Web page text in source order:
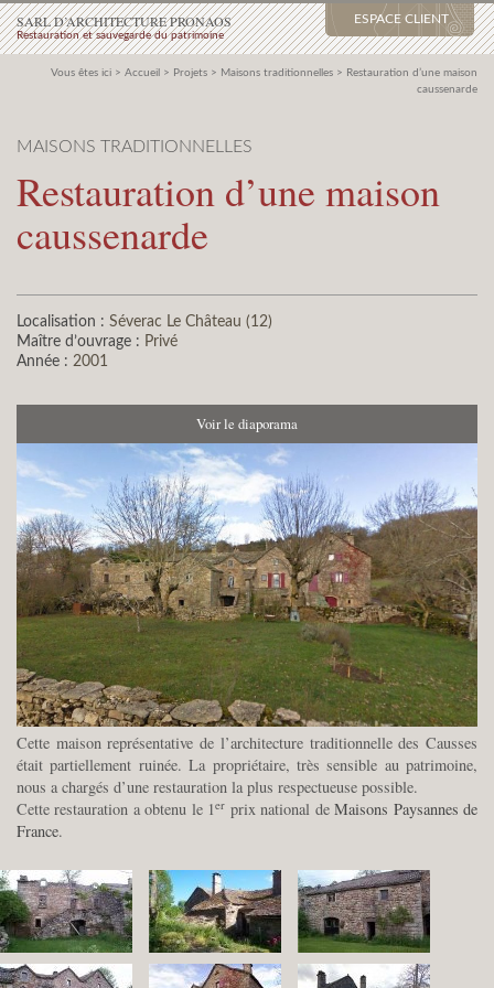
ESPACE CLIENT
SARL D’ARCHITECTURE PRONAOS
Restauration et sauvegarde du patrimoine
Vous êtes ici > Accueil > Projets > Maisons traditionnelles > Restauration d’une maison
caussenarde
MAISONS TRADITIONNELLES
Restauration d’une maison
caussenarde
Localisation : Séverac Le Château (12)
Maître d’ouvrage : Privé
Année : 2001
Voir le diaporama
Cette maison représentative de l’architecture traditionnelle des Causses
était partiellement ruinée. La propriétaire, très sensible au patrimoine,
nous a chargés d’une restauration la plus respectueuse possible.
Cette restauration a obtenu le 1er prix national deMaisons Paysannes de
France.